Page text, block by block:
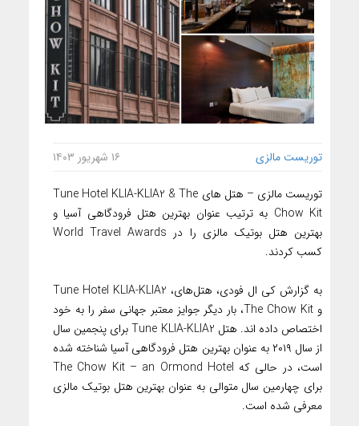
توریست مالزی ۱۶ شهریور ۱۴۰۳
توریست مالزی – هتل های Tune Hotel KLIA-KLIA2 & The
Chow Kit به ترتیب عنوان بهترین هتل فرودگاهی آسیا و
بهترین هتل بوتیک مالزی را در World Travel Awards
کسب کردند.
به گزارش کی ال فودی، هتل‌های، Tune Hotel KLIA-KLIA2
و The Chow Kit، بار دیگر جوایز معتبر جهانی سفر را به خود
اختصاص داده اند. هتل Tune KLIA-KLIA2 برای پنجمین سال
از سال ۲۰۱۹ به عنوان بهترین هتل فرودگاهی آسیا شناخته شده
است، در حالی که The Chow Kit – an Ormond Hotel
برای چهارمین سال متوالی به عنوان بهترین هتل بوتیک مالزی
معرفی شده است.